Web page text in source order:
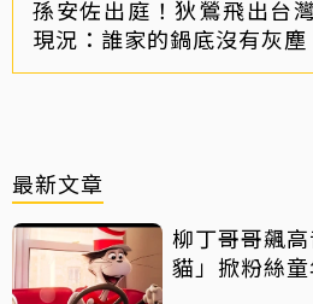
孫安佐出庭！狄鶯飛出台
現況：誰家的鍋底沒有灰塵
最新文章
柳丁哥哥飆
貓」掀粉絲